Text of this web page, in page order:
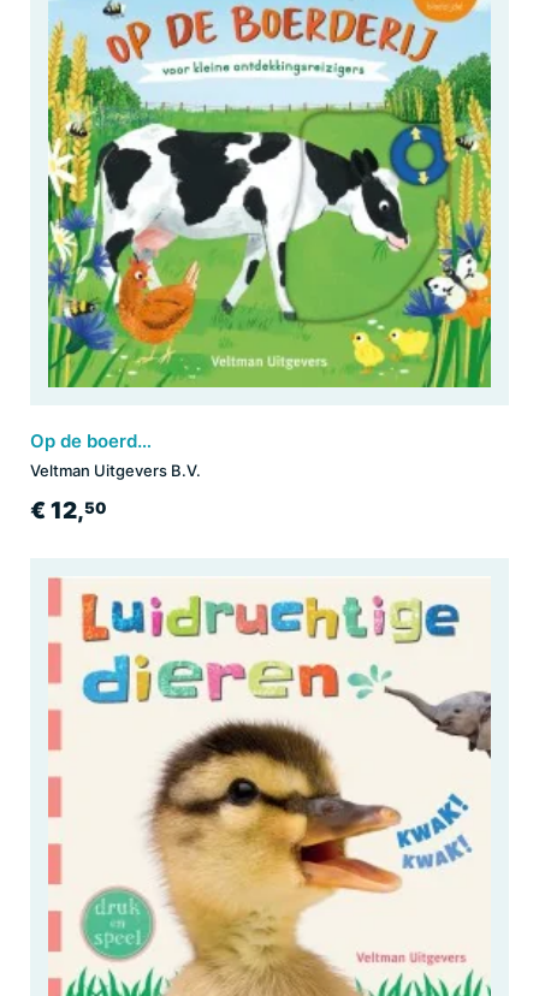
Op de boerderij - voor kleine ontdekkingsreizigers
Veltman Uitgevers B.V.
€ 12,50